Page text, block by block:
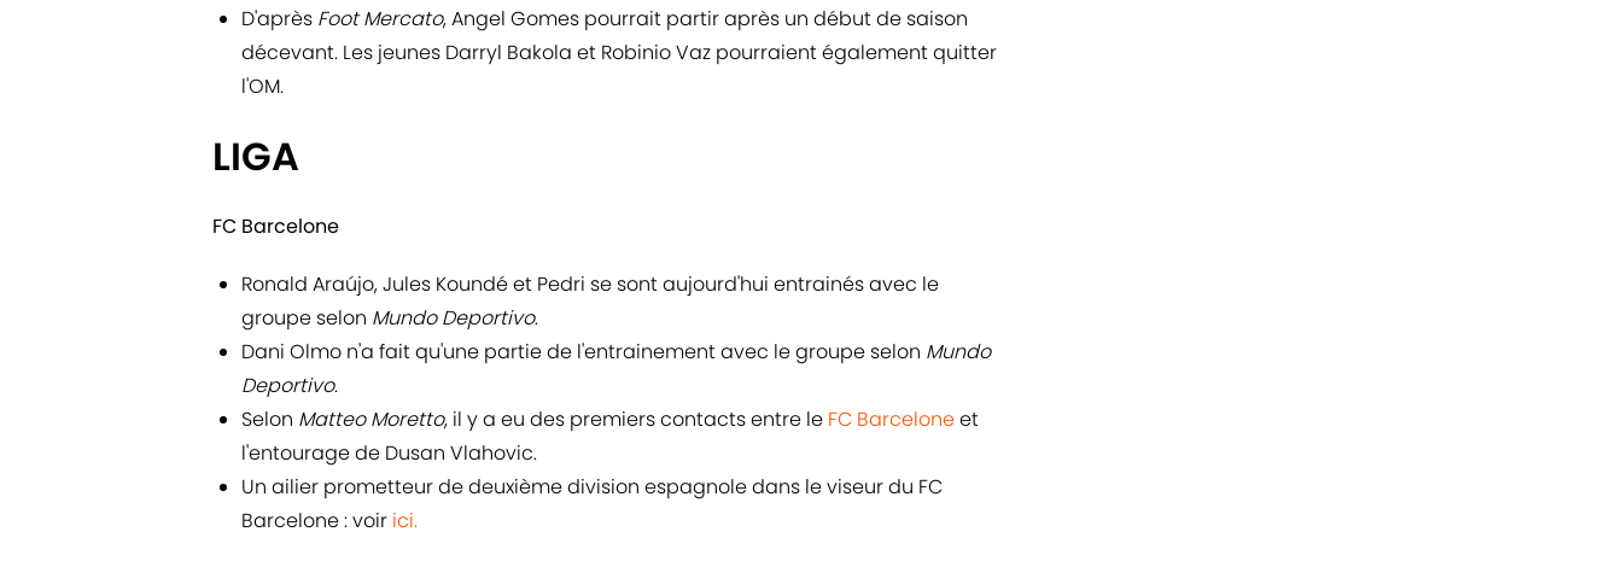
D'après Foot Mercato, Angel Gomes pourrait partir après un début de saison
décevant. Les jeunes Darryl Bakola et Robinio Vaz pourraient également quitter
l'OM.
LIGA
FC Barcelone
Ronald Araújo, Jules Koundé et Pedri se sont aujourd'hui entrainés avec le
groupe selon Mundo Deportivo.
Dani Olmo n'a fait qu'une partie de l'entrainement avec le groupe selon Mundo
Deportivo.
Selon Matteo Moretto, il y a eu des premiers contacts entre le FC Barceloneet
l'entourage de Dusan Vlahovic.
Un ailier prometteur de deuxième division espagnole dans le viseur du FC
Barcelone : voir ici.